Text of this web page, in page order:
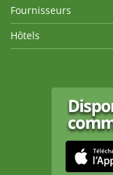
Fournisseurs
Hôtels